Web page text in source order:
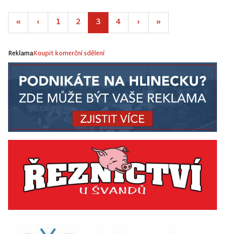
« ‹ 1 2 3 4 › »
ReklamaKoupit komerční sdělení